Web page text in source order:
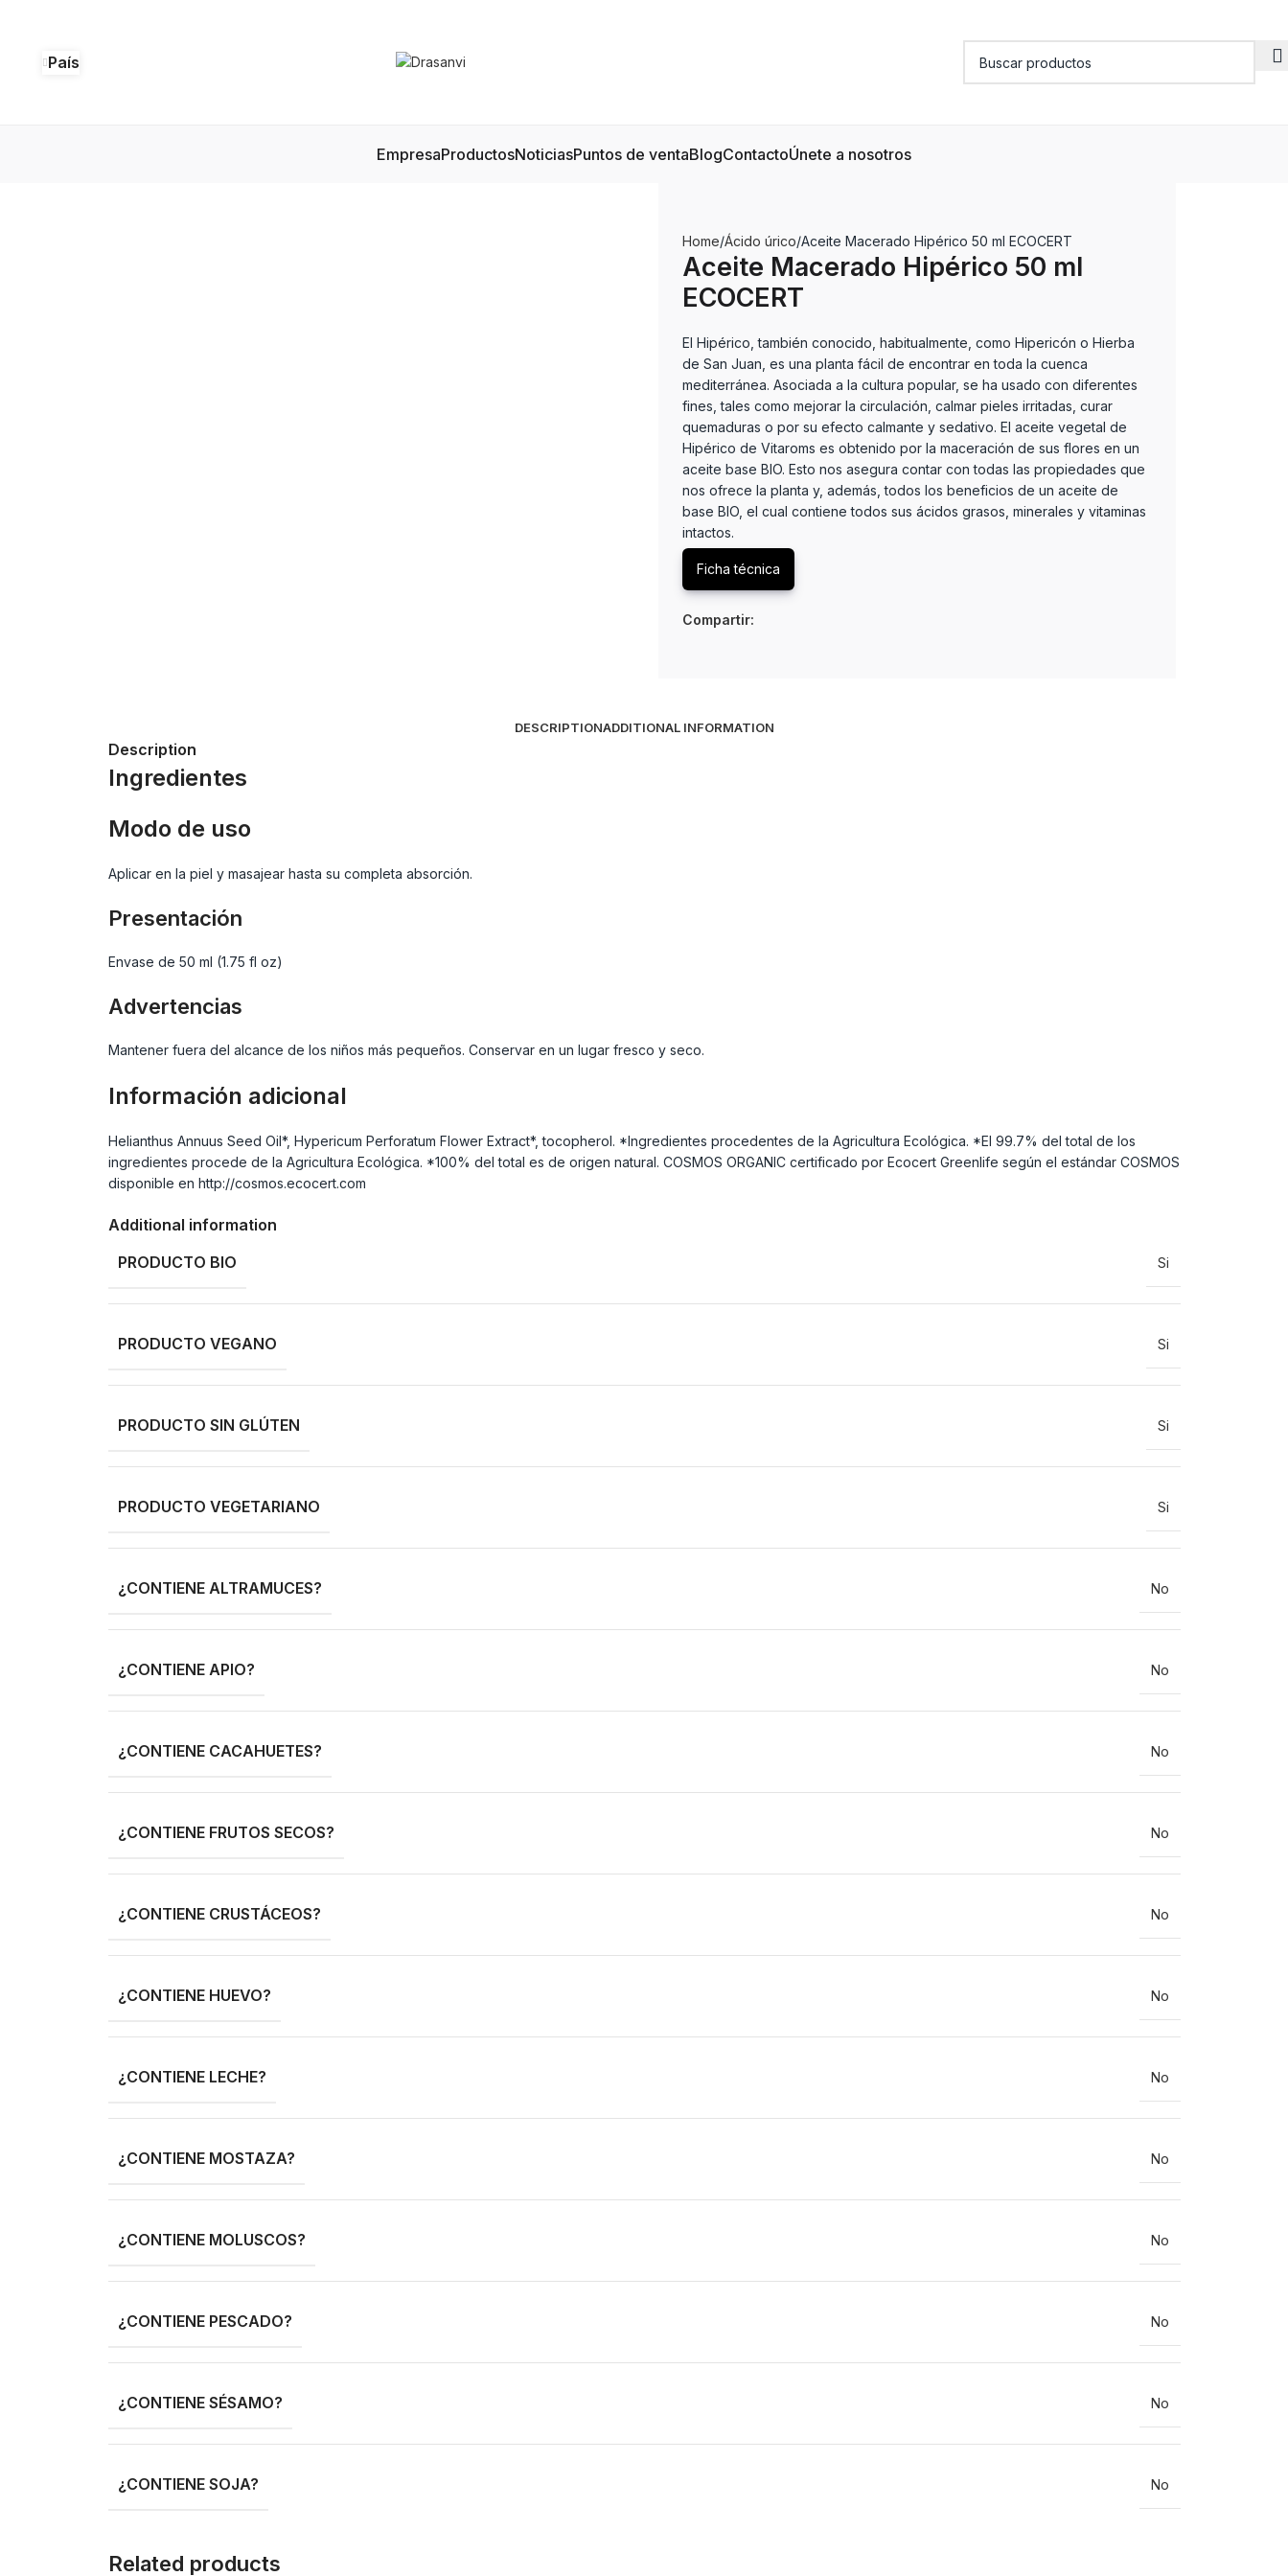
País
EmpresaProductosNoticiasPuntos de ventaBlogContactoÚnete a nosotros
Home Ácido úrico Aceite Macerado Hipérico 50 ml ECOCERT
Aceite Macerado Hipérico 50 ml
ECOCERT
El Hipérico, también conocido, habitualmente, como Hipericón o Hierba
de San Juan, es una planta fácil de encontrar en toda la cuenca
mediterránea. Asociada a la cultura popular, se ha usado con diferentes
fines, tales como mejorar la circulación, calmar pieles irritadas, curar
quemaduras o por su efecto calmante y sedativo. El aceite vegetal de
Hipérico de Vitaroms es obtenido por la maceración de sus flores en un
aceite base BIO. Esto nos asegura contar con todas las propiedades que
nos ofrece la planta y, además, todos los beneficios de un aceite de
base BIO, el cual contiene todos sus ácidos grasos, minerales y vitaminas
intactos.
Ficha técnica
Compartir:
DESCRIPTIONADDITIONAL INFORMATION
Description
Ingredientes
Modo de uso
Aplicar en la piel y masajear hasta su completa absorción.
Presentación
Envase de 50 ml (1.75 fl oz)
Advertencias
Mantener fuera del alcance de los niños más pequeños. Conservar en un lugar fresco y seco.
Información adicional
Helianthus Annuus Seed Oil*, Hypericum Perforatum Flower Extract*, tocopherol. *Ingredientes procedentes de la Agricultura Ecológica. *El 99.7% del total de los
ingredientes procede de la Agricultura Ecológica. *100% del total es de origen natural. COSMOS ORGANIC certificado por Ecocert Greenlife según el estándar COSMOS
disponible en http://cosmos.ecocert.com
Additional information
PRODUCTO BIO
Si
PRODUCTO VEGANO Si
PRODUCTO SIN GLÚTEN Si
PRODUCTO VEGETARIANO Si
¿CONTIENE ALTRAMUCES? No
¿CONTIENE APIO? No
¿CONTIENE CACAHUETES? No
¿CONTIENE FRUTOS SECOS? No
¿CONTIENE CRUSTÁCEOS? No
¿CONTIENE HUEVO? No
¿CONTIENE LECHE? No
¿CONTIENE MOSTAZA? No
¿CONTIENE MOLUSCOS? No
¿CONTIENE PESCADO? No
¿CONTIENE SÉSAMO? No
¿CONTIENE SOJA? No
Related products